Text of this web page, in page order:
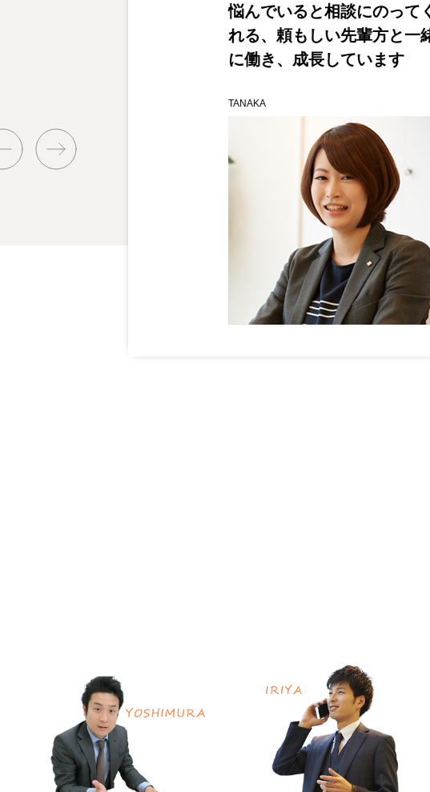
悩んでいると相談にのってく
れる、頼もしい先輩方と一緒
に働き、成長しています
TANAKA